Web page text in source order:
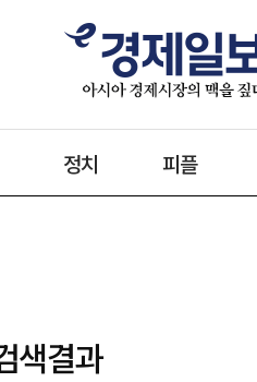
정치 피플
색결과